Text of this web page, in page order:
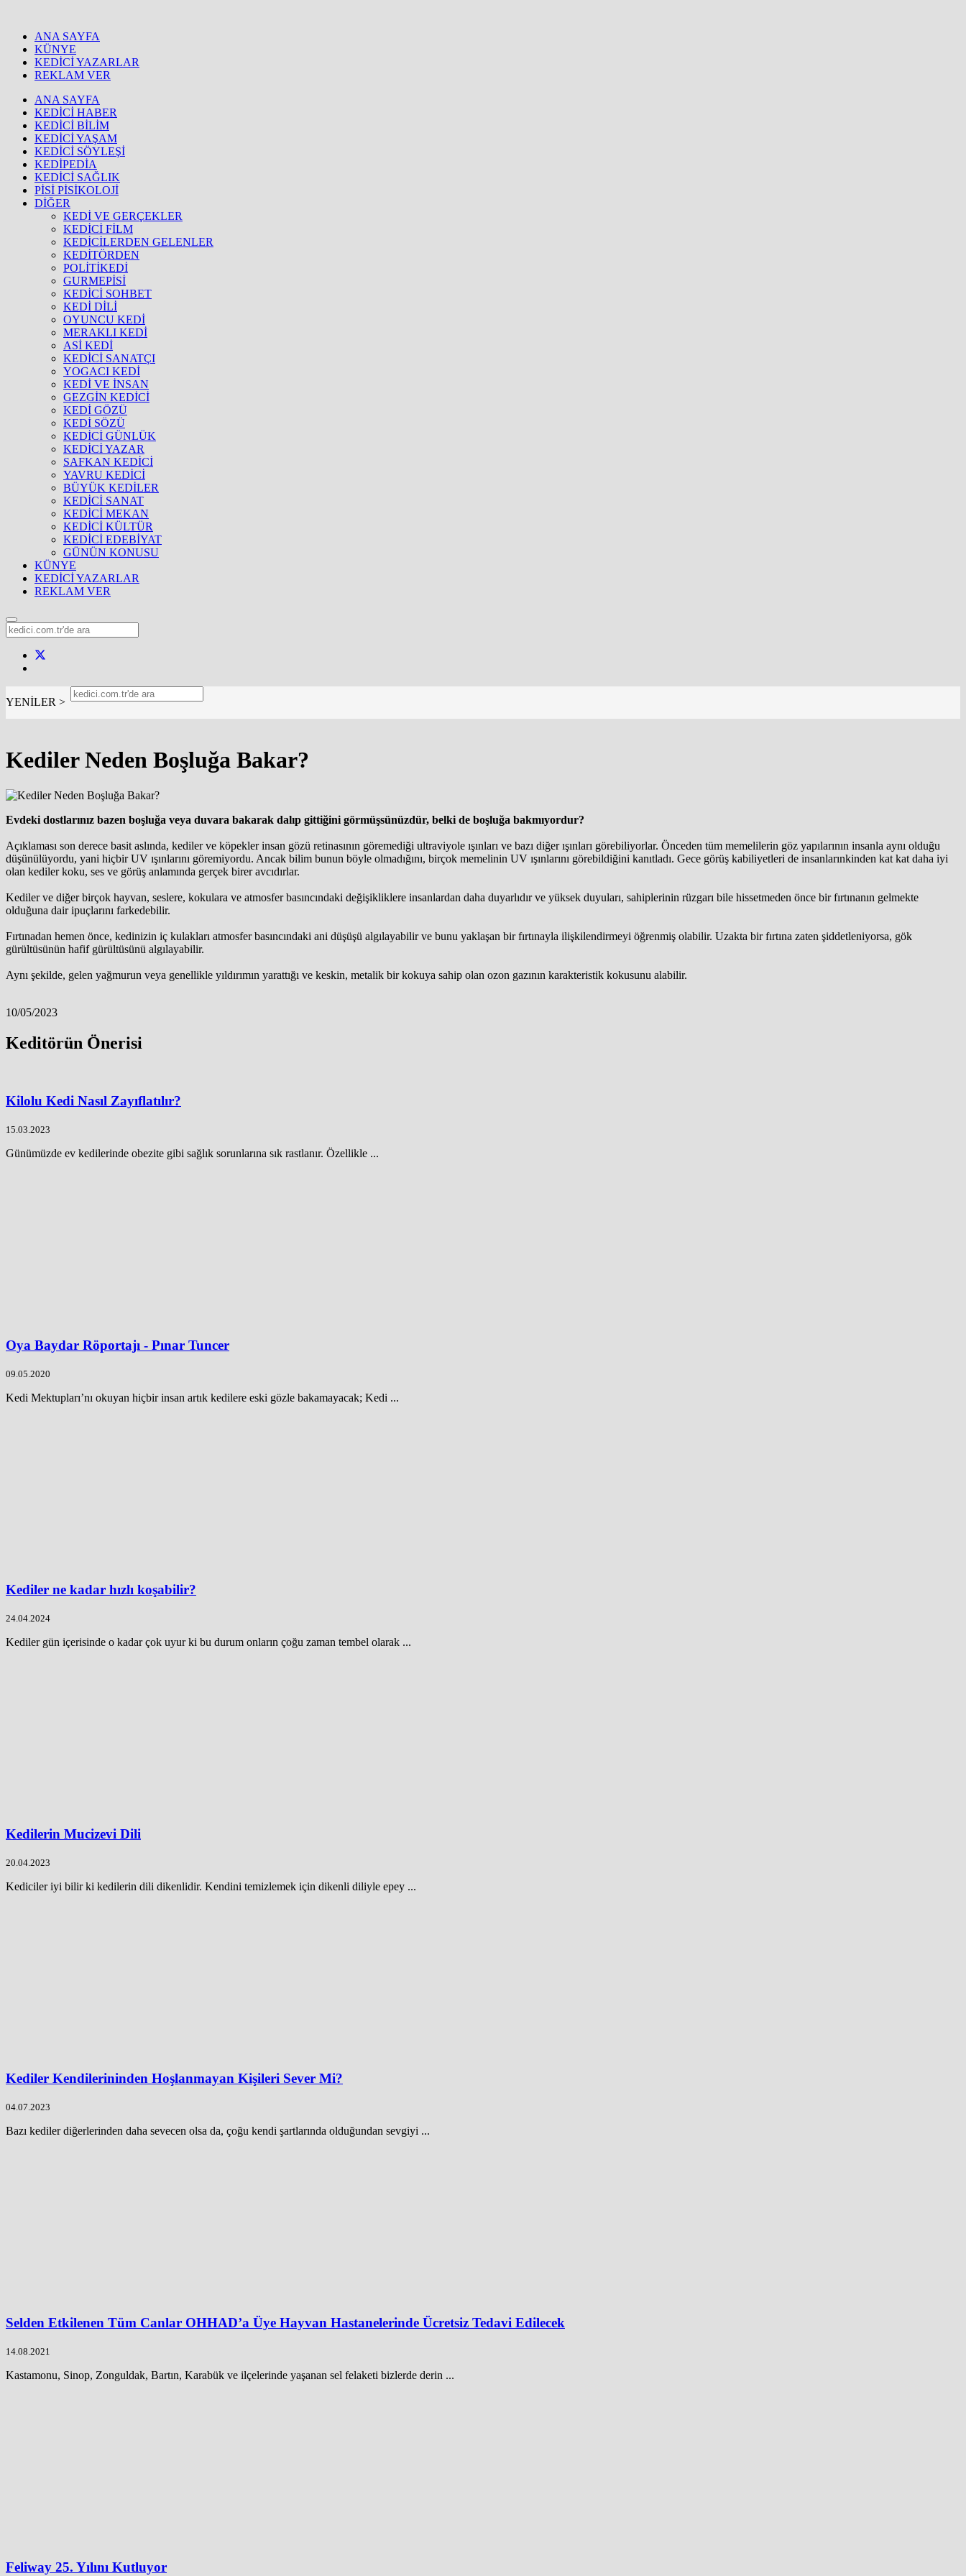
ANA SAYFA
KÜNYE
KEDİCİ YAZARLAR
REKLAM VER
ANA SAYFA
KEDİCİ HABER
KEDİCİ BİLİM
KEDİCİ YAŞAM
KEDİCİ SÖYLEŞİ
KEDİPEDİA
KEDİCİ SAĞLIK
PİSİ PİSİKOLOJİ
DİĞER
KEDİ VE GERÇEKLER
KEDİCİ FİLM
KEDİCİLERDEN GELENLER
KEDİTÖRDEN
POLİTİKEDİ
GURMEPİSİ
KEDİCİ SOHBET
KEDİ DİLİ
OYUNCU KEDİ
MERAKLI KEDİ
ASİ KEDİ
KEDİCİ SANATÇI
YOGACI KEDİ
KEDİ VE İNSAN
GEZGİN KEDİCİ
KEDİ GÖZÜ
KEDİ SÖZÜ
KEDİCİ GÜNLÜK
KEDİCİ YAZAR
SAFKAN KEDİCİ
YAVRU KEDİCİ
BÜYÜK KEDİLER
KEDİCİ SANAT
KEDİCİ MEKAN
KEDİCİ KÜLTÜR
KEDİCİ EDEBİYAT
GÜNÜN KONUSU
KÜNYE
KEDİCİ YAZARLAR
REKLAM VER
YENİLER >
Kediler Neden Boşluğa Bakar?
Evdeki dostlarınız bazen boşluğa veya duvara bakarak dalıp gittiğini görmüşsünüzdür, belki de boşluğa bakmıyordur?
Açıklaması son derece basit aslında, kediler ve köpekler insan gözü retinasının göremediği ultraviyole ışınları ve bazı diğer ışınları görebiliyorlar. Önceden tüm memelilerin göz yapılarının insanla aynı olduğu
düşünülüyordu, yani hiçbir UV ışınlarını göremiyordu. Ancak bilim bunun böyle olmadığını, birçok memelinin UV ışınlarını görebildiğini kanıtladı. Gece görüş kabiliyetleri de insanlarınkinden kat kat daha iyi
olan kediler koku, ses ve görüş anlamında gerçek birer avcıdırlar.
Kediler ve diğer birçok hayvan, seslere, kokulara ve atmosfer basıncındaki değişikliklere insanlardan daha duyarlıdır ve yüksek duyuları, sahiplerinin rüzgarı bile hissetmeden önce bir fırtınanın gelmekte
olduğuna dair ipuçlarını farkedebilir.
Fırtınadan hemen önce, kedinizin iç kulakları atmosfer basıncındaki ani düşüşü algılayabilir ve bunu yaklaşan bir fırtınayla ilişkilendirmeyi öğrenmiş olabilir. Uzakta bir fırtına zaten şiddetleniyorsa, gök
gürültüsünün hafif gürültüsünü algılayabilir.
Aynı şekilde, gelen yağmurun veya genellikle yıldırımın yarattığı ve keskin, metalik bir kokuya sahip olan ozon gazının karakteristik kokusunu alabilir.
10/05/2023
Keditörün Önerisi
Kilolu Kedi Nasıl Zayıflatılır?
15.03.2023
Günümüzde ev kedilerinde obezite gibi sağlık sorunlarına sık rastlanır. Özellikle ...
Oya Baydar Röportajı - Pınar Tuncer
09.05.2020
Kedi Mektupları’nı okuyan hiçbir insan artık kedilere eski gözle bakamayacak; Kedi ...
Kediler ne kadar hızlı koşabilir?
24.04.2024
Kediler gün içerisinde o kadar çok uyur ki bu durum onların çoğu zaman tembel olarak ...
Kedilerin Mucizevi Dili
20.04.2023
Kediciler iyi bilir ki kedilerin dili dikenlidir. Kendini temizlemek için dikenli diliyle epey ...
Kediler Kendilerininden Hoşlanmayan Kişileri Sever Mi?
04.07.2023
Bazı kediler diğerlerinden daha sevecen olsa da, çoğu kendi şartlarında olduğundan sevgiyi ...
Selden Etkilenen Tüm Canlar OHHAD’a Üye Hayvan Hastanelerinde Ücretsiz Tedavi Edilecek
14.08.2021
Kastamonu, Sinop, Zonguldak, Bartın, Karabük ve ilçelerinde yaşanan sel felaketi bizlerde derin ...
Feliway 25. Yılını Kutluyor